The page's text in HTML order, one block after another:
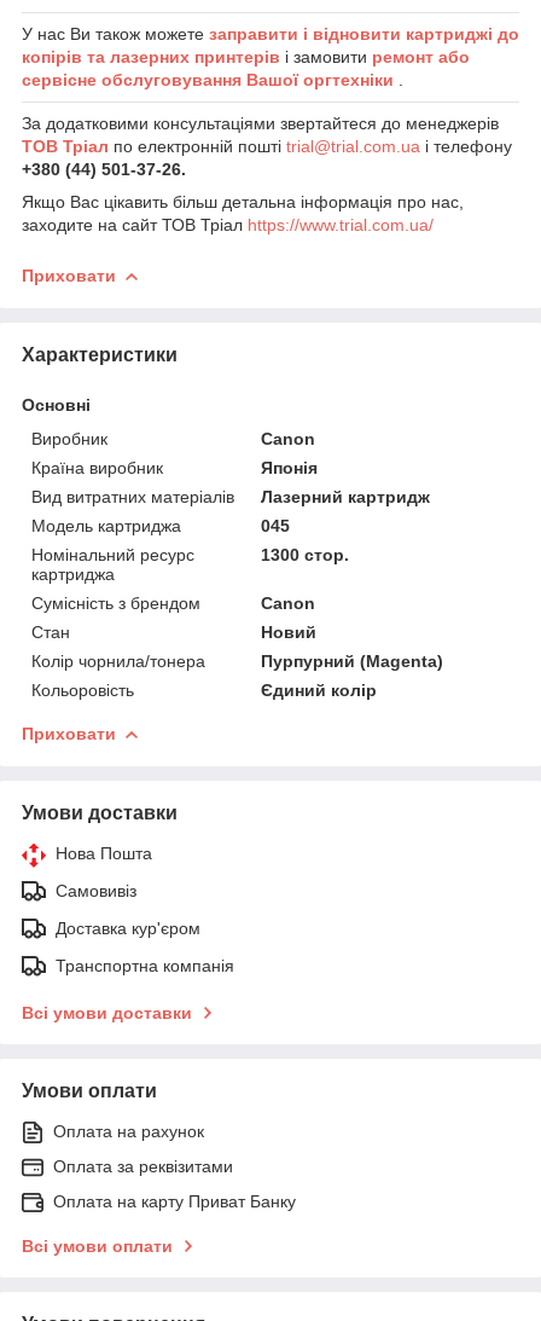
У нас Ви також можете заправити і відновити картриджі до
копірів та лазерних принтерів і замовити ремонт або
сервісне обслуговування Вашої оргтехніки
За додатковими консультаціями звертайтеся до менеджерів
ТОВ Тріал по електронній пошті trial@trial.com.ua і телефону
+380 (44) 501-37-26.
Якщо Вас цікавить більш детальна інформація про нас,
заходите на сайт ТОВ Тріал https://www.trial.com.ua/
Приховати
Характеристики
Основні
Виробник
Canon
Країна виробник
Японія
Вид витратних матеріалів
Лазерний картридж
Модель картриджа
045
Номінальний ресурс
картриджа
1300 стор.
Сумісність з брендом
Canon
Стан
Новий
Колір чорнила/тонера
Пурпурний (Magenta)
Кольоровість
Єдиний колір
Приховати
Умови доставки
Нова Пошта
Самовивіз
Доставка кур'єром
Транспортна компанія
Всі умови доставки
Умови оплати
Оплата на рахунок
Оплата за реквізитами
Оплата на карту Приват Банку
Всі умови оплати